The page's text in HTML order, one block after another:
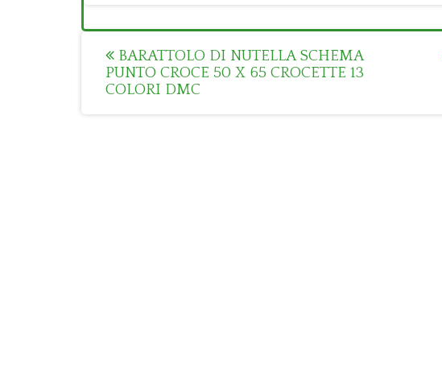
Post
navigation
BARATTOLO DI NUTELLA SCHEMA
PUNTO CROCE 50 X 65 CROCETTE 13
COLORI DMC